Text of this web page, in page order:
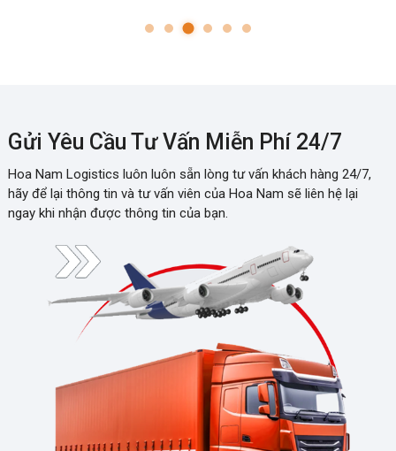
Gửi Yêu Cầu Tư Vấn Miễn Phí 24/7
Hoa Nam Logistics luôn luôn sẵn lòng tư vấn khách hàng 24/7,
hãy để lại thông tin và tư vấn viên của Hoa Nam sẽ liên hệ lại
ngay khi nhận được thông tin của bạn.